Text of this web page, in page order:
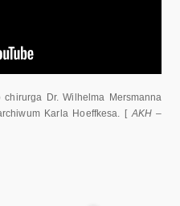
Dr. Wilhelma Mersmanna
Karla Hoeffkesa. [AKH –